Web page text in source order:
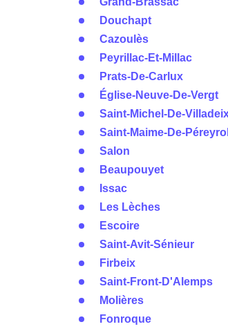
Douchapt
Cazoulès
Peyrillac-Et-Millac
Prats-De-Carlux
Église-Neuve-De-Vergt
Saint-Michel-De-
Saint-Maime-De-
Salon
Beaupouyet
Issac
Les Lèches
Escoire
Saint-Avit-Sénieur
Firbeix
Saint-Front-D'Alemps
Molières
Fonroque